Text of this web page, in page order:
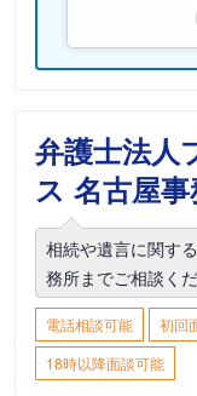
弁護士法人
ス 名古屋
相続や遺言に関す
務所までご相談くだ
電話相談可能 初回
18時以降面談可能